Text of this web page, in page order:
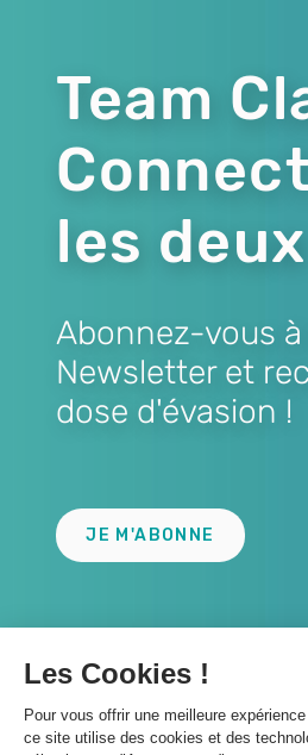
Team
les
Abonnez-vous à
Newsletter et
dose d'évasion !
JE M'ABONNE